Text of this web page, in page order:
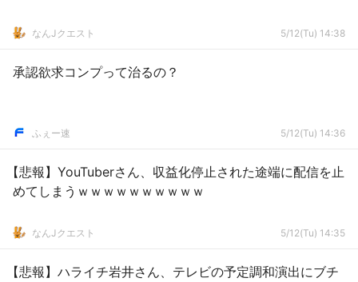
なんJクエスト 5/12(Tu) 14:38
承認欲求コンプって治るの？
ふぇー速 5/12(Tu) 14:36
【悲報】YouTuberさん、収益化停止された途端に配信を止
めてしまうｗｗｗｗｗｗｗｗｗｗ
なんJクエスト 5/12(Tu) 14:35
【悲報】ハライチ岩井さん、テレビの予定調和演出にブチ